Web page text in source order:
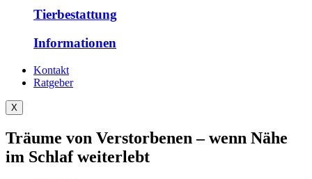
Tierbestattung
Informationen
Kontakt
Ratgeber
X
Träume von Verstorbenen – wenn Nähe
im Schlaf weiterlebt